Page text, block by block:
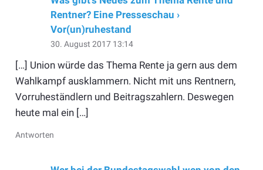
Rentner? Eine Presseschau ›
Vor(un)ruhestand
30. August 2017 13:14
[…] Union würde das Thema Rente ja gern aus dem
Wahlkampf ausklammern. Nicht mit uns Rentnern,
Vorruheständlern und Beitragszahlern. Deswegen
heute mal ein […]
Antworten